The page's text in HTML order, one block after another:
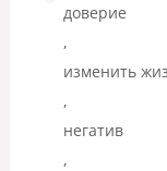
доверие
,
изменить
,
негатив
,